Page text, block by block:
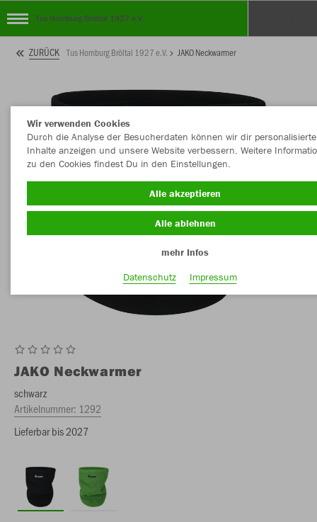
Tus Homburg Bröltal 1927 e.V.
ZURÜCK Tus Homburg Bröltal 1927 e.V. JAKO Neckwarmer
JAKO Neckwarmer
schwarz
Artikelnummer: 1292
Lieferbar bis 2027
Wir verwenden Cookies
Durch die Analyse der Besucherdaten können wir dir personalisierte
Inhalte anzeigen und unsere Website verbessern. Weitere
zu den Cookies findest Du in den Einstellungen.
Alle akzeptieren
Alle ablehnen
mehr Infos
Datenschutz
Impressum